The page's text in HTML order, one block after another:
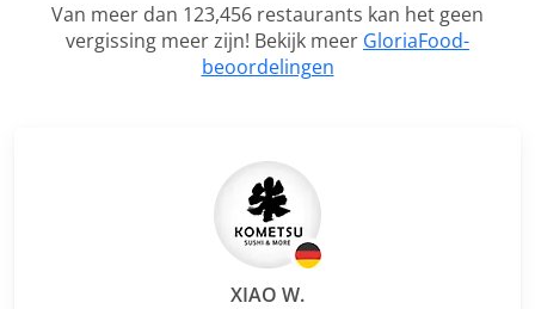
Van meer dan 123,456 restaurants kan het geen
vergissing meer zijn! Bekijk meer GloriaFood-
beoordelingen
XIAO W.